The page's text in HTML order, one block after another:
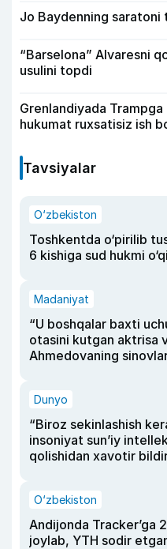
Jo Baydenning
“Barselona” Alvaresni
usulini topdi
Grenlandiyada
hukumat ruxsatisiz ish
Tavsiyalar
O‘zbekiston
Toshkentda o‘pirilib
6 kishiga sud hukmi
Madaniyat
“U boshqalar baxti
otasini kutgan aktrisa
Ahmedovaning
Dunyo
“Biroz sekinlashish
insoniyat sun’iy
qolishidan xavotir
O‘zbekiston
Andijonda Tracker’ga
joylab, YTH sodir